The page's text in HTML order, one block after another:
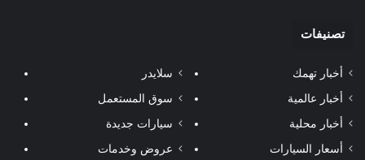
تصنيفات
أخبار تهمك
أخبار عالمية
أخبار محلية
أسعار السيارات
سلايدر
سوق المستعمل
سيارات جديدة
عروض وخدمات